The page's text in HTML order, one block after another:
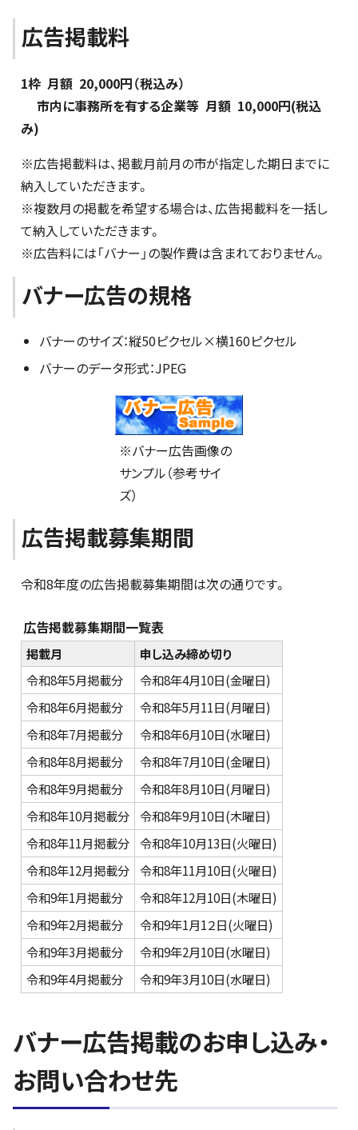
広告掲載料
1枠 月額 20,000円（税込み）
市内に事務所を有する企業等 月額 10,000円(税込
み)
※広告掲載料は、掲載月前月の市が指定した期日までに
納入していただきます。
※複数月の掲載を希望する場合は、広告掲載料を一括し
て納入していただきます。
※広告料には「バナー」の製作費は含まれておりません。
バナー広告の規格
バナーのサイズ：縦50ピクセル×横160ピクセル
バナーのデータ形式：JPEG
※バナー広告画像の
サンプル（参考サイ
ズ）
広告掲載募集期間
令和8年度の広告掲載募集期間は次の通りです。
広告掲載募集期間一覧表
掲載月
申し込み締め切り
令和8年5月掲載分
令和8年4月10日(金曜日)
令和8年6月掲載分
令和8年5月11日(月曜日)
令和8年7月掲載分
令和8年6月10日(水曜日)
令和8年8月掲載分
令和8年7月10日(金曜日)
令和8年9月掲載分
令和8年8月10日(月曜日)
令和8年10月掲載分 令和8年9月10日(木曜日)
令和8年11月掲載分 令和8年10月13日(火曜日)
令和8年12月掲載分 令和8年11月10日(火曜日)
令和9年1月掲載分
令和8年12月10日(木曜日)
令和9年2月掲載分
令和9年1月1２日(火曜日)
令和9年3月掲載分
令和9年2月10日(水曜日)
令和9年4月掲載分
令和9年3月10日(水曜日)
バナー広告掲載のお申し込み・
お問い合わせ先